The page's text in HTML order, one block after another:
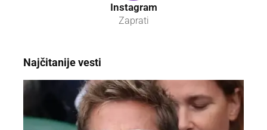
Instagram
Zaprati
Najčitanije vesti